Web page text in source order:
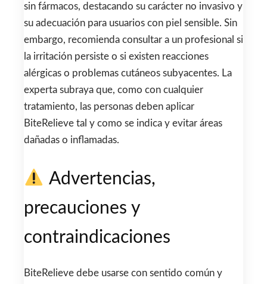
sin fármacos, destacando su carácter no invasivo y
su adecuación para usuarios con piel sensible. Sin
embargo, recomienda consultar a un profesional si
la irritación persiste o si existen reacciones
alérgicas o problemas cutáneos subyacentes. La
experta subraya que, como con cualquier
tratamiento, las personas deben aplicar
BiteRelieve tal y como se indica y evitar áreas
dañadas o inflamadas.
Advertencias,
precauciones y
contraindicaciones
BiteRelieve debe usarse con sentido común y